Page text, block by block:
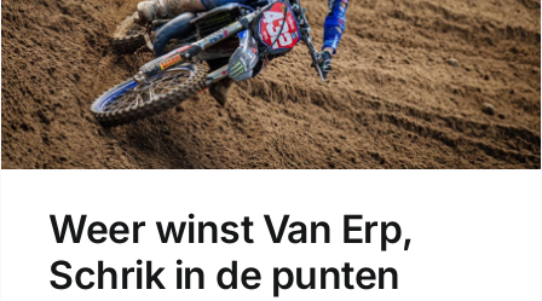
Weer winst Van Erp,
Schrik in de punten